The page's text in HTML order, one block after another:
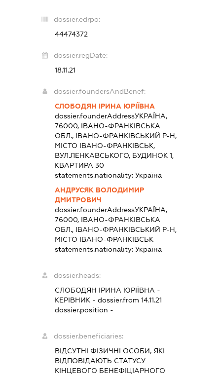
dossier.edrpo:
44474372
dossier.regDate:
18.11.21
dossier.foundersAndBenef:
СЛОБОДЯН ІРИНА ЮРІЇВНА
dossier.founderAddressУКРАЇНА,
76000, ІВАНО-ФРАНКІВСЬКА
ОБЛ., ІВАНО-ФРАНКІВСЬКИЙ Р-Н,
МІСТО ІВАНО-ФРАНКІВСЬК,
ВУЛ.ЛЕНКАВСЬКОГО, БУДИНОК 1,
КВАРТИРА 30
statements.nationality:Україна
АНДРУСЯК ВОЛОДИМИР
ДМИТРОВИЧ
dossier.founderAddressУКРАЇНА,
76000, ІВАНО-ФРАНКІВСЬКА
ОБЛ., ІВАНО-ФРАНКІВСЬКИЙ Р-Н,
МІСТО ІВАНО-ФРАНКІВСЬК
statements.nationality:Україна
dossier.heads:
СЛОБОДЯН ІРИНА ЮРІЇВНА -
КЕРІВНИК - dossier.from 14.11.21
dossier.position -
dossier.beneficiaries:
ВІДСУТНІ ФІЗИЧНІ ОСОБИ, ЯКІ
ВІДПОВІДАЮТЬ СТАТУСУ
КІНЦЕВОГО БЕНЕФІЦІАРНОГО